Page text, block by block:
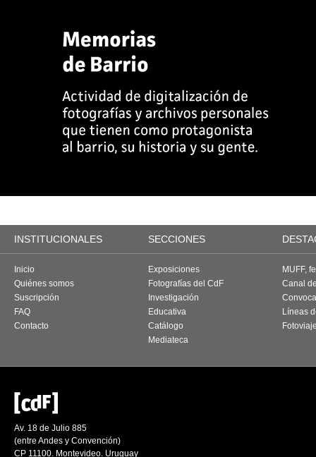
INSTITUCIONALES SECCIONES
Inicio
Quiénes somos
Suscripción
FAQ
Contacto
Exposiciones
Fotografías del CdF
Investigación
Educativa
Catálogo
Mediateca
MUFF,
Canal
Líneas
Av. 18 de Julio 885
(entre Andes y Convención)
CP 11100. Montevideo. Uruguay